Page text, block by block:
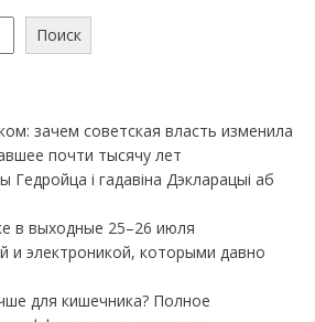
Поиск
зачем советская власть изменила
почти тысячу лет
і гадавіна Дэкларацыі аб
в выходные 25–26 июля
и электроникой, которыми давно
для кишечника? Полное